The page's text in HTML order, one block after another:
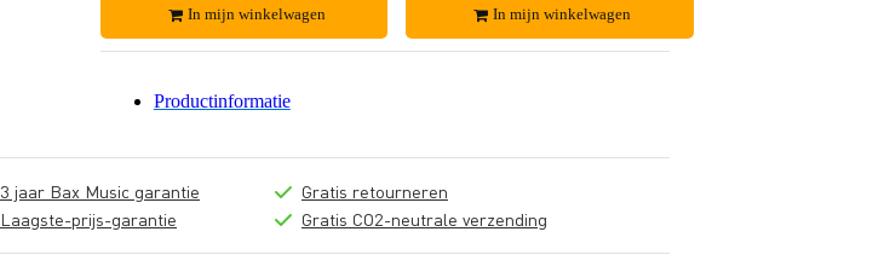
In mijn winkelwagen In mijn winkelwagen
Productinformatie
3 jaar Bax Music garantie
Laagste-prijs-garantie
Gratis retourneren
Gratis CO2-neutrale verzending